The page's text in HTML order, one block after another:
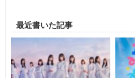
最近書いた記事